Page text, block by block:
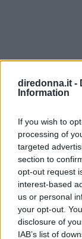
diredonna.it -
Information
If you wish to
processing of
targeted
section to
opt-out request
interest-based
us or personal
your opt-out.
disclosure of
IAB’s list of